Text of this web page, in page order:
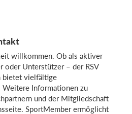
willkommen. Ob als aktiver
oder Unterstützer – der RSV
bietet vielfältige
Informationen zu
und der Mitgliedschaft
SportMember ermöglicht